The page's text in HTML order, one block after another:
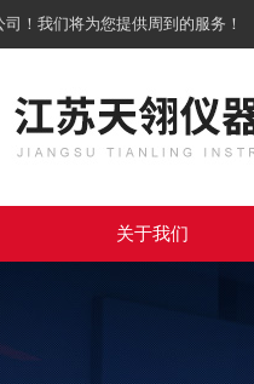
！我们将为您提供周到的服务！
关于我们